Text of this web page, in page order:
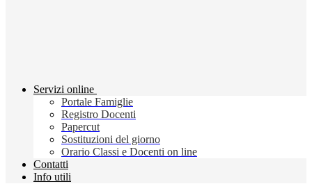
Servizi online
Portale Famiglie
Registro Docenti
Papercut
Sostituzioni del giorno
Orario Classi e Docenti on line
Contatti
Info utili